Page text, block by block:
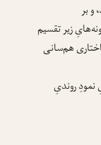
بر
زیر تقسیم
هم‌سانی
نمودِ روندیِ